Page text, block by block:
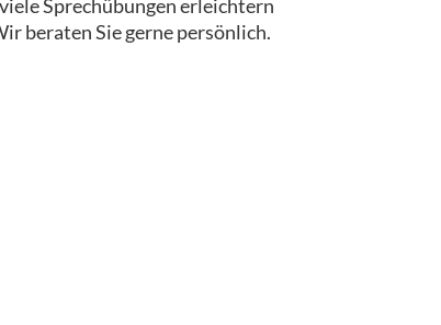
Sprechübungen erleichtern
beraten Sie gerne persönlich.